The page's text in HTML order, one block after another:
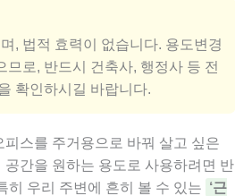
, 법적 효력이 없습니다. 용도변경
로, 반드시 건축사, 행정사 등 전
확인하시길 바랍니다.
스를 주거용으로 바꿔 살고 싶은
공간을 원하는 용도로 사용하려면 반
히 우리 주변에 흔히 볼 수 있는 ‘근